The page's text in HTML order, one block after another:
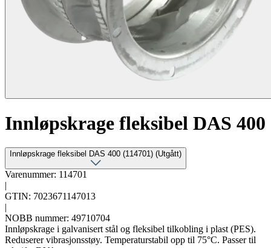
Innløpskrage fleksibel DAS 400
Innløpskrage fleksibel DAS 400 (114701) (Utgått)
Varenummer: 114701
|
GTIN: 7023671147013
|
NOBB nummer: 49710704
Innløpskrage i galvanisert stål og fleksibel tilkobling i plast (PES).
Reduserer vibrasjonsstøy. Temperaturstabil opp til 75°C. Passer til